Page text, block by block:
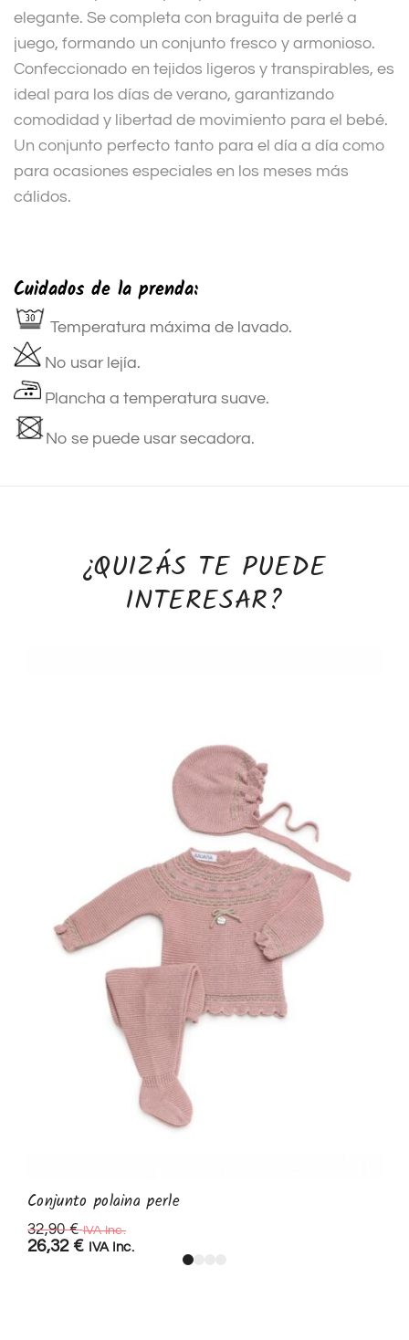
elegante. Se completa con braguita de perlé a
juego, formando un conjunto fresco y armonioso.
Confeccionado en tejidos ligeros y transpirables, es
ideal para los días de verano, garantizando
comodidad y libertad de movimiento para el bebé.
Un conjunto perfecto tanto para el día a día como
para ocasiones especiales en los meses más
cálidos.
Cuidados de la prenda:
Temperatura máxima de lavado.
No usar lejía.
Plancha a temperatura suave.
No se puede usar secadora.
¿QUIZÁS TE PUEDE
INTERESAR?
Conjunto polaina perle
32,90€ IVA Inc.
26,32 € IVA Inc.